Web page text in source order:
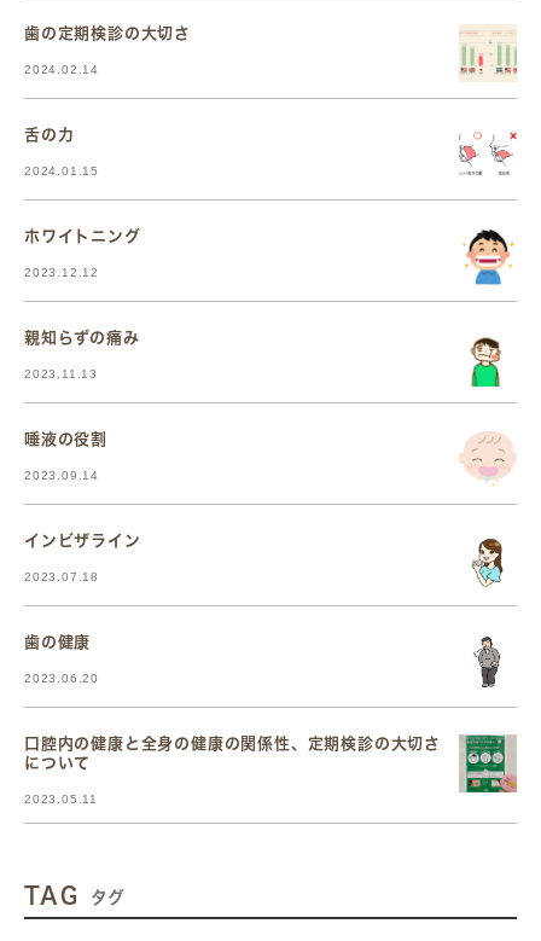
歯の定期検診の大切さ
2024.02.14
舌の力
2024.01.15
ホワイトニング
2023.12.12
親知らずの痛み
2023.11.13
唾液の役割
2023.09.14
インビザライン
2023.07.18
歯の健康
2023.06.20
口腔内の健康と全身の健康の関係性、定期検診の大切さ
について
2023.05.11
TAG タグ